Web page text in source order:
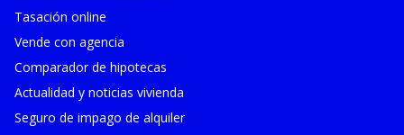
Tasación online
Vende con agencia
Comparador de hipotecas
Actualidad y noticias vivienda
Seguro de impago de alquiler